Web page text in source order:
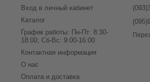
Вход в личный кабинет
Каталог
График работы: Пн-Пт: 8:30-
18:00; Сб-Вс: 9:00-16:00
Контактная информация
О нас
Оплата и доставка